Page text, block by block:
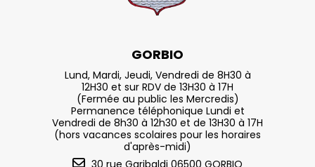
GORBIO
Lund, Mardi, Jeudi, Vendredi de 8H30 à
12H30 et sur RDV de 13H30 à 17H
(Fermée au public les Mercredis)
Permanence téléphonique Lundi et
Vendredi de 8h30 à 12h30 et de 13H30 à 17H
(hors vacances scolaires pour les horaires
d'après-midi)
30 rue Garibaldi 06500 GORBIO